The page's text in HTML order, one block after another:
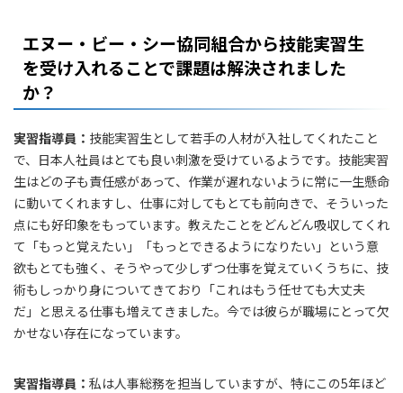
エヌー・ビー・シー協同組合から技能実習生
を受け入れることで課題は解決されました
か？
実習指導員： 技能実習生として若手の人材が入社してくれたこと
で、日本人社員はとても良い刺激を受けているようです。技能実習
生はどの子も責任感があって、作業が遅れないように常に一生懸命
に動いてくれますし、仕事に対してもとても前向きで、そういった
点にも好印象をもっています。教えたことをどんどん吸収してくれ
て「もっと覚えたい」「もっとできるようになりたい」という意
欲もとても強く、そうやって少しずつ仕事を覚えていくうちに、技
術もしっかり身についてきており「これはもう任せても大丈夫
だ」と思える仕事も増えてきました。今では彼らが職場にとって欠
かせない存在になっています。
実習指導員： 私は人事総務を担当していますが、特にこの5年ほど